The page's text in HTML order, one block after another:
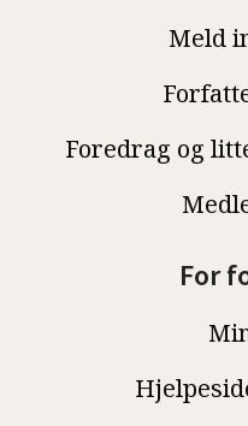
Meld
Foredrag og
For